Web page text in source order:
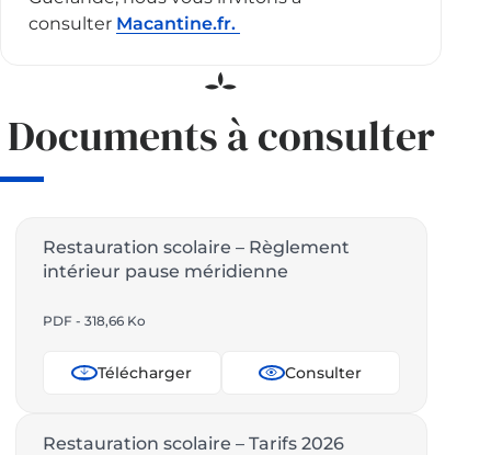
consulter Macantine.fr.
Documents à consulter
Restauration scolaire – Règlement
intérieur pause méridienne
PDF - 318,66 Ko
Télécharger Consulter
Restauration scolaire – Tarifs 2026